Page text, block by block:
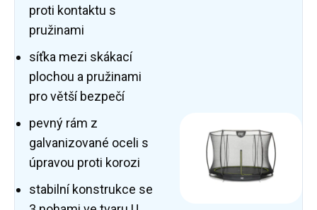
proti kontaktu s
pružinami
síťka mezi skákací
plochou a pružinami
pro větší bezpečí
pevný rám z
galvanizované oceli s
úpravou proti korozi
stabilní konstrukce se